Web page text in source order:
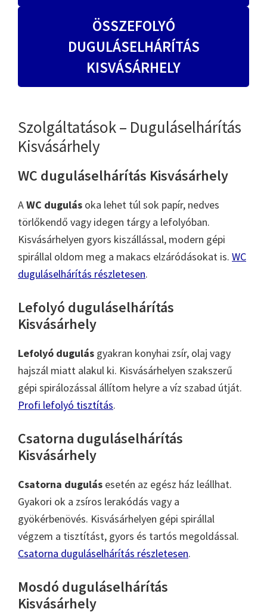
ÖSSZEFOLYÓ
DUGULÁSELHÁRÍTÁS
KISVÁSÁRHELY
Szolgáltatások – Duguláselhárítás
Kisvásárhely
WC duguláselhárítás Kisvásárhely
AWC dugulás oka lehet túl sok papír, nedves
törlőkendő vagy idegen tárgy a lefolyóban.
Kisvásárhelyen gyors kiszállással, modern gépi
spirállal oldom meg a makacs elzáródásokat is. WC
duguláselhárítás részletesen.
Lefolyó duguláselhárítás
Kisvásárhely
Lefolyó dugulás gyakran konyhai zsír, olaj vagy
hajszál miatt alakul ki. Kisvásárhelyen szakszerű
gépi spirálozással állítom helyre a víz szabad útját.
Profi lefolyó tisztítás.
Csatorna duguláselhárítás
Kisvásárhely
Csatorna dugulás esetén az egész ház leállhat.
Gyakori ok a zsíros lerakódás vagy a
gyökérbenövés. Kisvásárhelyen gépi spirállal
végzem a tisztítást, gyors és tartós megoldással.
Csatorna duguláselhárítás részletesen.
Mosdó duguláselhárítás
Kisvásárhely